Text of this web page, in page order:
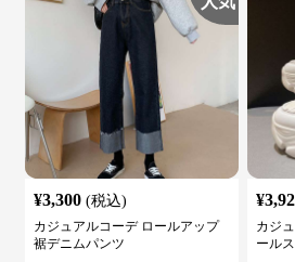
¥3,300 (税込)
カジュアルコーデ ロールアップ
裾デニムパンツ
¥
カジ
ール